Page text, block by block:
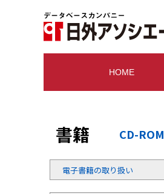
HOME
書籍 CD-ROM
電子書籍の取り扱い